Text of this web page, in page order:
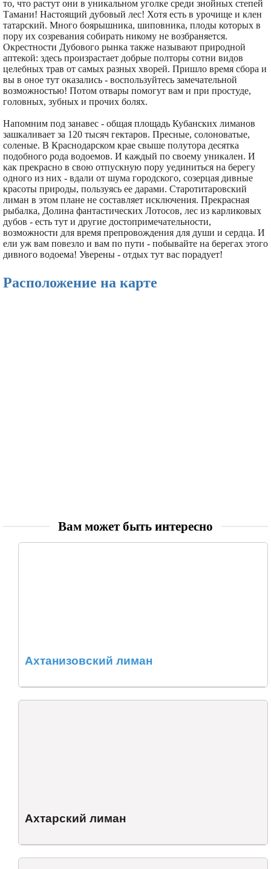
то, что растут они в уникальном уголке среди знойных степей
Тамани! Настоящий дубовый лес! Хотя есть в урочище и клен
татарский. Много боярышника, шиповника, плоды которых в
пору их созревания собирать никому не возбраняется.
Окрестности Дубового рынка также называют природной
аптекой: здесь произрастает добрые полторы сотни видов
целебных трав от самых разных хворей. Пришло время сбора и
вы в оное тут оказались - воспользуйтесь замечательной
возможностью! Потом отвары помогут вам и при простуде,
головных, зубных и прочих болях.
Напомним под занавес - общая площадь Кубанских лиманов
зашкаливает за 120 тысяч гектаров. Пресные, солоноватые,
соленые. В Краснодарском крае свыше полутора десятка
подобного рода водоемов. И каждый по своему уникален. И
как прекрасно в свою отпускную пору уединиться на берегу
одного из них - вдали от шума городского, созерцая дивные
красоты природы, пользуясь ее дарами. Старотитаровский
лиман в этом плане не составляет исключения. Прекрасная
рыбалка, Долина фантастических Лотосов, лес из карликовых
дубов - есть тут и другие достопримечательности,
возможности для время препровождения для души и сердца. И
ели уж вам повезло и вам по пути - побывайте на берегах этого
дивного водоема! Уверены - отдых тут вас порадует!
Расположение на карте
Вам может быть интересно
Ахтанизовский лиман
Ахтарский лиман